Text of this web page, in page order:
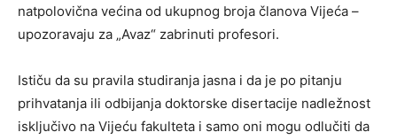
natpolovična većina od ukupnog broja članova Vijeća –
upozoravaju za „Avaz“ zabrinuti profesori.
Ističu da su pravila studiranja jasna i da je po pitanju
prihvatanja ili odbijanja doktorske disertacije nadležnost
isključivo na Vijeću fakulteta i samo oni mogu odlučiti da